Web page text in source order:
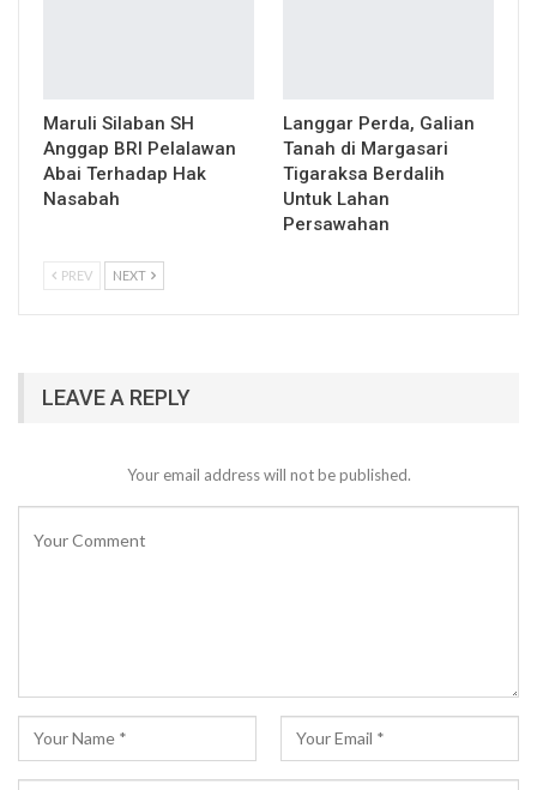
Maruli Silaban SH
Anggap BRI Pelalawan
Abai Terhadap Hak
Nasabah
Langgar Perda, Galian
Tanah di Margasari
Tigaraksa Berdalih
Untuk Lahan
Persawahan
PREV NEXT
LEAVE A REPLY
Your email address will not be published.